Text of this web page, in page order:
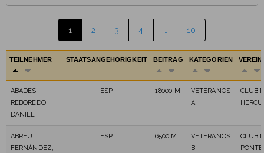
1 2 3 4 10
TEILNEHMER STAATSANGEHÖRIGKEIT BEITRAG KATEGORIEN
ABADES
REBOREDO,
DANIEL
ESP 18000 M
VETERANOS
A
CLUB
ABREU
FERNÁNDEZ,
ESP 6500 M
VETERANOS
B
CLUB